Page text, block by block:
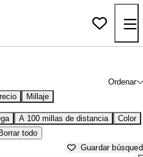
Ordenar
Millaje
A 100 millas de distancia
Color
Borrar todo
Guardar